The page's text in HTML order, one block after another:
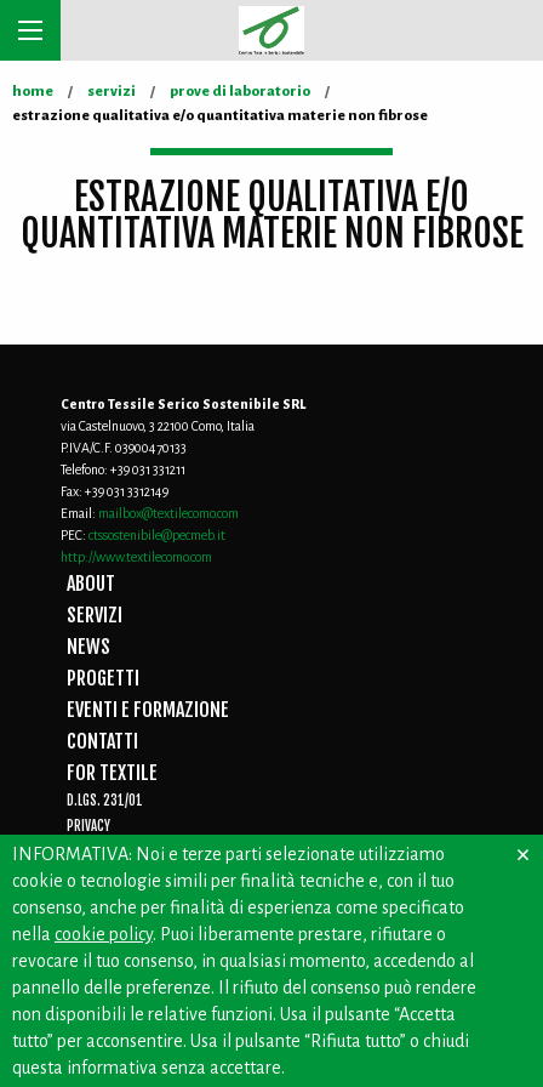
home servizi
prove di laboratorio
estrazione qualitativa e/o quantitativa materie non fibrose
ESTRAZIONE QUALITATIVA E/O
QUANTITATIVA MATERIE NON FIBROSE
Centro Tessile Serico Sostenibile SRL
via Castelnuovo, 3 22100 Como, Italia
P.IVA/C.F. 03900470133
Telefono: +39 031 331211
Fax: +39 031 3312149
Email: mailbox@textilecomo.com
PEC: ctssostenibile@pecmeb.it
http://www.textilecomo.com
ABOUT
SERVIZI
NEWS
PROGETTI
EVENTI E FORMAZIONE
CONTATTI
FOR TEXTILE
D.LGS. 231/01
PRIVACY
WHISTLEBLOWING
CREDITS: OFFICINEBIANCHE
INFORMATIVA: Noi e terze parti selezionate utilizziamo
cookie o tecnologie simili per finalità tecniche e, con il tuo
consenso, anche per finalità di esperienza come specificato
nella cookie policy. Puoi liberamente prestare, rifiutare o
revocare il tuo consenso, in qualsiasi momento, accedendo al
pannello delle preferenze. Il rifiuto del consenso può rendere
non disponibili le relative funzioni. Usa il pulsante “Accetta
tutto” per acconsentire. Usa il pulsante “Rifiuta tutto” o chiudi
questa informativa senza accettare.
×